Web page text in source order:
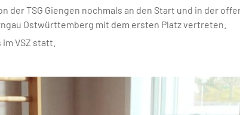
der TSG Giengen nochmals an den Start und in der
Ostwürttemberg mit dem ersten Platz vertreten.
VSZ statt.